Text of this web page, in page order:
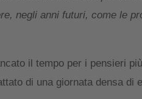
negli anni futuri, come le
il tempo per i pensieri
di una giornata densa di